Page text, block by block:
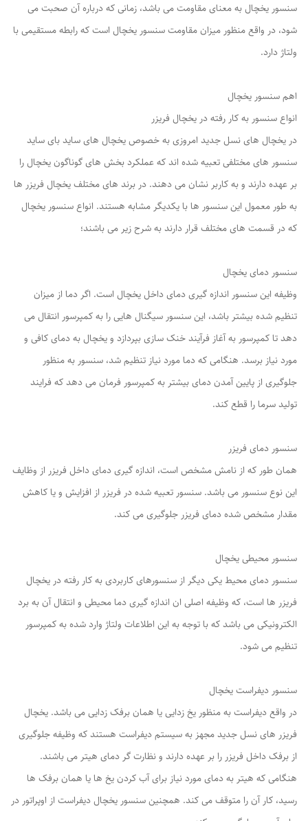
سنسور یخچال به معنای مقاومت می باشد، زمانی که درباره آن صحبت می
شود، در واقع منظور میزان مقاومت سنسور یخچال است که رابطه مستقیمی با
ولتاژ دارد.
اهم سنسور یخچال
انواع سنسور به کار رفته در یخچال فریزر
در یخچال های نسل جدید امروزی به خصوص یخچال های ساید بای ساید
سنسور های مختلفی تعبیه شده اند که عملکرد بخش های گوناگون یخچال را
بر عهده دارند و به کاربر نشان می دهند. در برند های مختلف یخچال فریزر ها
به طور معمول این سنسور ها با یکدیگر مشابه هستند. انواع سنسور یخچال
که در قسمت های مختلف قرار دارند به شرح زیر می باشند؛
سنسور دمای یخچال
وظیفه این سنسور اندازه گیری دمای داخل یخچال است. اگر دما از میزان
تنظیم شده بیشتر باشد، این سنسور سیگنال هایی را به کمپرسور انتقال می
دهد تا کمپرسور به آغاز فرآیند خنک سازی بپردازد و یخچال به دمای کافی و
مورد نیاز برسد. هنگامی که دما مورد نیاز تنظیم شد، سنسور به منظور
جلوگیری از پایین آمدن دمای بیشتر به کمپرسور فرمان می دهد که فرایند
تولید سرما را قطع کند.
سنسور دمای فریزر
همان طور که از نامش مشخص است، اندازه گیری دمای داخل فریزر از وظایف
این نوع سنسور می باشد. سنسور تعبیه شده در فریزر از افزایش و یا کاهش
مقدار مشخص شده دمای فریزر جلوگیری می کند.
سنسور محیطی یخچال
سنسور دمای محیط یکی دیگر از سنسورهای کاربردی به کار رفته در یخچال
فریزر ها است، که وظیفه اصلی ان اندازه گیری دما محیطی و انتقال آن به برد
الکترونیکی می باشد که با توجه به این اطلاعات ولتاژ وارد شده به کمپرسور
تنظیم می شود.
سنسور دیفراست یخچال
در واقع دیفراست به منظور یخ زدایی یا همان برفک زدایی می باشد. یخچال
فریزر های نسل جدید مجهز به سیستم دیفراست هستند که وظیفه جلوگیری
از برفک داخل فریزر را بر عهده دارند و نظارت گر دمای هیتر می باشند.
هنگامی که هیتر به دمای مورد نیاز برای آب کردن یخ ها یا همان برفک ها
رسید، کار آن را متوقف می کند. همچنین سنسور یخچال دیفراست از اوپراتور در